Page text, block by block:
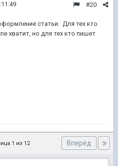
#20
статьи. Для тех кто
хватит, но для тех кто пишет
Вперёд
1 из 12